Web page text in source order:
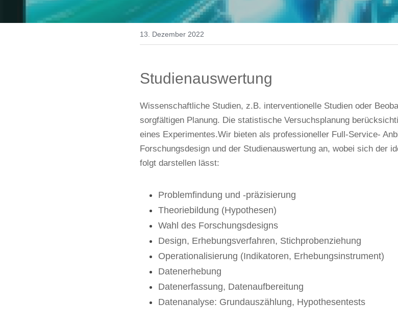
13. Dezember 2022
Studienauswertung
Wissenschaftliche Studien, z.B. interventionelle Studien oder
sorgfältigen Planung. Die statistische Versuchsplanung
eines Experimentes.Wir bieten als professioneller Full-Service-
Forschungsdesign und der Studienauswertung an, wobei sich der
folgt darstellen lässt:
Problemfindung und -präzisierung
Theoriebildung (Hypothesen)
Wahl des Forschungsdesigns
Design, Erhebungsverfahren, Stichprobenziehung
Operationalisierung (Indikatoren, Erhebungsinstrument)
Datenerhebung
Datenerfassung, Datenaufbereitung
Datenanalyse: Grundauszählung, Hypothesentests